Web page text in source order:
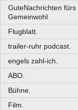
GuteNachrichten fürs
Gemeinwohl
Flugblatt.
trailer-ruhr podcast.
engels zahl-ich.
ABO.
Bühne.
Film.